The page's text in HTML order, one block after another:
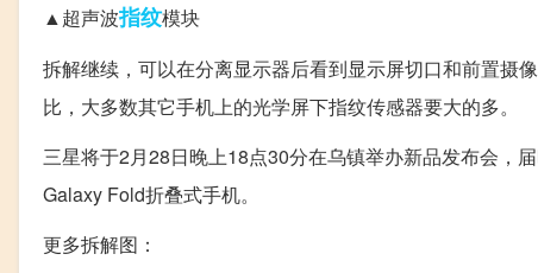
▲超声波指纹模块
拆解继续，可以在分离显示器后看到显示屏切口和前置摄
比，大多数其它手机上的光学屏下指纹传感器要大的多。
三星将于2月28日晚上18点30分在乌镇举办新品发布会，
Galaxy Fold折叠式手机。
更多拆解图：